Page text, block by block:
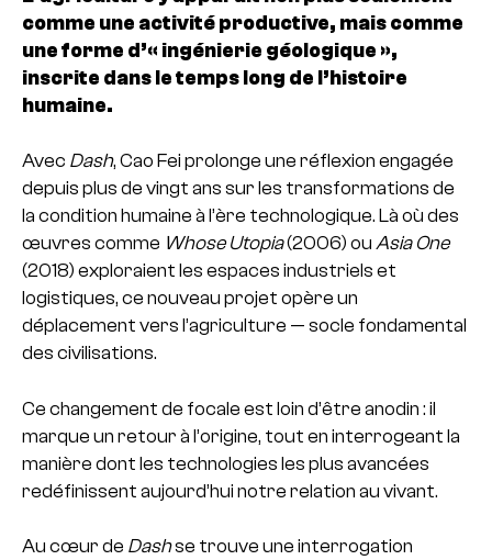
comme une activité productive, mais comme
une forme d’« ingénierie géologique »,
inscrite dans le temps long de l’histoire
humaine.
Avec Dash, Cao Fei prolonge une réflexion engagée
depuis plus de vingt ans sur les transformations de
la condition humaine à l’ère technologique. Là où des
œuvres comme Whose Utopia(2006) ou Asia One
(2018) exploraient les espaces industriels et
logistiques, ce nouveau projet opère un
déplacement vers l’agriculture — socle fondamental
des civilisations.
Ce changement de focale est loin d’être anodin : il
marque un retour à l’origine, tout en interrogeant la
manière dont les technologies les plus avancées
redéfinissent aujourd’hui notre relation au vivant.
Au cœur de Dashse trouve une interrogation